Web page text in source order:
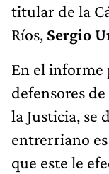
titular de la
Ríos, Sergio
En el informe
defensores
la Justicia, se
entrerriano
que este le